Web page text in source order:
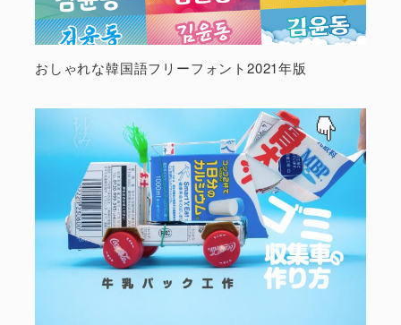
おしゃれな韓国語フリーフォント2021年版